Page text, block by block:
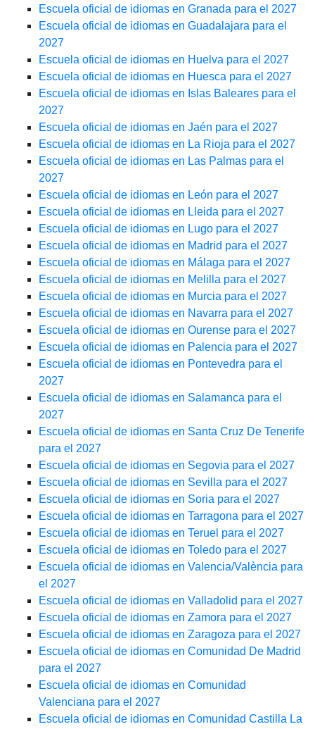
Escuela oficial de idiomas en Granada para el 2027
Escuela oficial de idiomas en Guadalajara para el
2027
Escuela oficial de idiomas en Huelva para el 2027
Escuela oficial de idiomas en Huesca para el 2027
Escuela oficial de idiomas en Islas Baleares para el
2027
Escuela oficial de idiomas en Jaén para el 2027
Escuela oficial de idiomas en La Rioja para el 2027
Escuela oficial de idiomas en Las Palmas para el
2027
Escuela oficial de idiomas en León para el 2027
Escuela oficial de idiomas en Lleida para el 2027
Escuela oficial de idiomas en Lugo para el 2027
Escuela oficial de idiomas en Madrid para el 2027
Escuela oficial de idiomas en Málaga para el 2027
Escuela oficial de idiomas en Melilla para el 2027
Escuela oficial de idiomas en Murcia para el 2027
Escuela oficial de idiomas en Navarra para el 2027
Escuela oficial de idiomas en Ourense para el 2027
Escuela oficial de idiomas en Palencia para el 2027
Escuela oficial de idiomas en Pontevedra para el
2027
Escuela oficial de idiomas en Salamanca para el
2027
Escuela oficial de idiomas en Santa Cruz De Tenerife
para el 2027
Escuela oficial de idiomas en Segovia para el 2027
Escuela oficial de idiomas en Sevilla para el 2027
Escuela oficial de idiomas en Soria para el 2027
Escuela oficial de idiomas en Tarragona para el 2027
Escuela oficial de idiomas en Teruel para el 2027
Escuela oficial de idiomas en Toledo para el 2027
Escuela oficial de idiomas en Valencia/València para
el 2027
Escuela oficial de idiomas en Valladolid para el 2027
Escuela oficial de idiomas en Zamora para el 2027
Escuela oficial de idiomas en Zaragoza para el 2027
Escuela oficial de idiomas en Comunidad De Madrid
para el 2027
Escuela oficial de idiomas en Comunidad
Valenciana para el 2027
Escuela oficial de idiomas en Comunidad Castilla La